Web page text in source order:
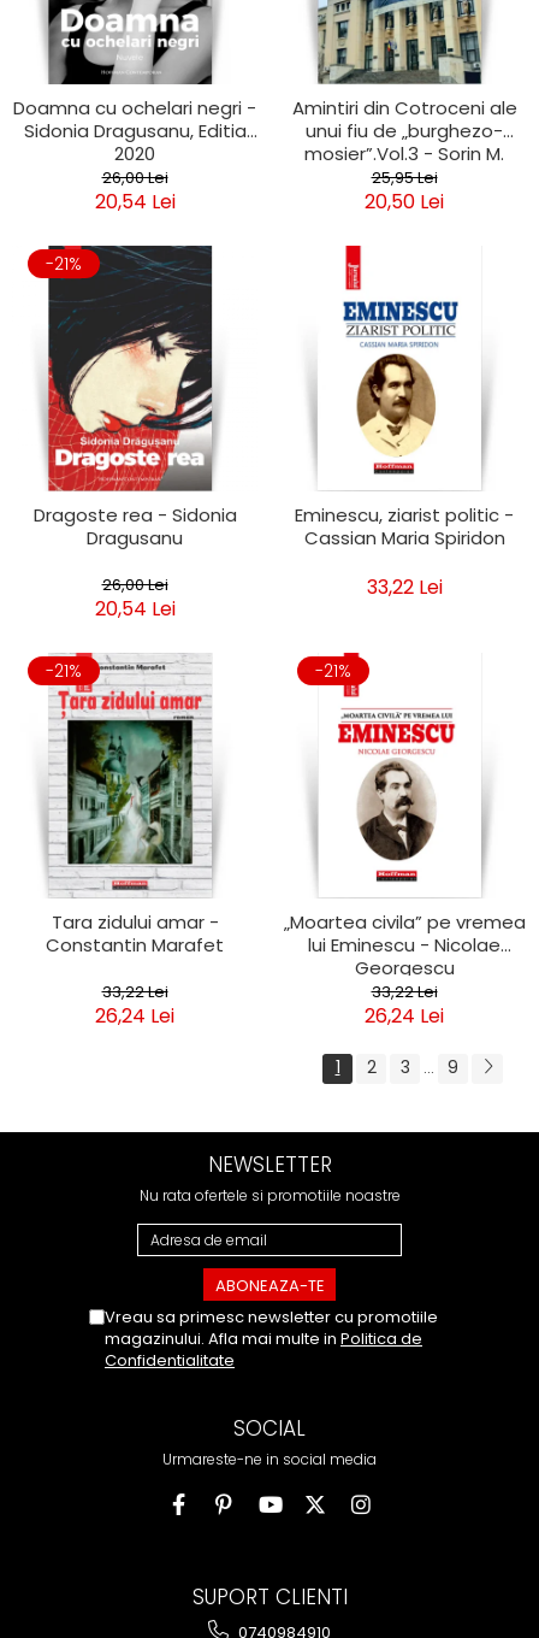
Doamna cu ochelari negri -
Sidonia Dragusanu, Editia
2020
26,00 Lei
20,54 Lei
Amintiri din Cotroceni ale
unui fiu de „burghezo-
mosier”.Vol.3 - Sorin M.
Radulescu
25,95 Lei
20,50 Lei
-21%
Dragoste rea - Sidonia
Dragusanu
26,00 Lei
20,54 Lei
Eminescu, ziarist politic -
Cassian Maria Spiridon
33,22 Lei
-21%
Tara zidului amar -
Constantin Marafet
33,22 Lei
26,24 Lei
-21%
„Moartea civila” pe vremea
lui Eminescu - Nicolae
Georgescu
33,22 Lei
26,24 Lei
1 2 3 ... 9
NEWSLETTER
Nu rata ofertele si promotiile noastre
Vreau sa primesc newsletter cu promotiile
magazinului. Afla mai multe in Politica de
Confidentialitate
SOCIAL
Urmareste-ne in social media
SUPORT CLIENTI
0740984910